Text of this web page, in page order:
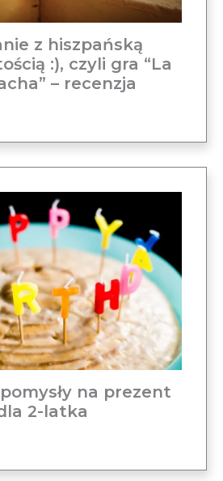
z hiszpańską
:), czyli gra “La
– recenzja
na prezent
2-latka